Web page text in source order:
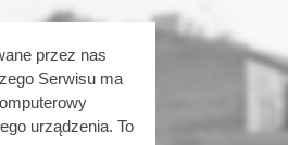
przez nas
Serwisu ma
urządzenia. To